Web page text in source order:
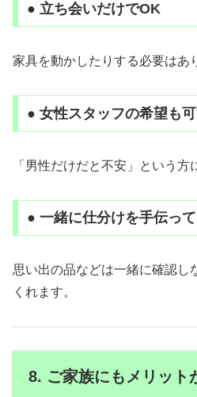
● 立ち会いだけでOK
家具を動かしたりする必要はあ
● 女性スタッフの希望も
「男性だけだと不安」という方
● 一緒に仕分けを手伝っ
思い出の品などは一緒に確認し
くれます。
8. ご家族にもメリット